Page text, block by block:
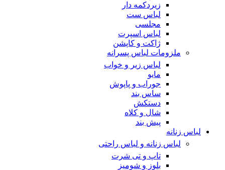
زیردکمه دار
لباس ست
مجلسی
لباس اسپرت
ژاکت و کاپشن
ملزومات لباس پسرانه
لباس زیر و خواب
مایو
جوراب و پاپوش
ساس بند
دستکش
شال و کلاه
پیش بند
لباس زنانه
لباس زنانه و لباس راحتی
تاپ و تی شرت
بلوز و شومیز